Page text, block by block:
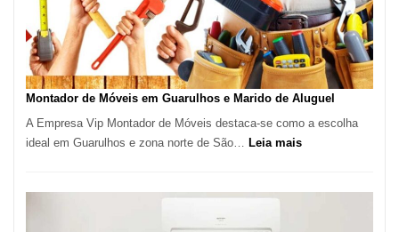
Marmitex
em
Destaque
em
Tatuí
Montador de Móveis em Guarulhos e Marido de Aluguel
A Empresa Vip Montador de Móveis destaca-se como a escolha
ideal em Guarulhos e zona norte de São… Leia mais: